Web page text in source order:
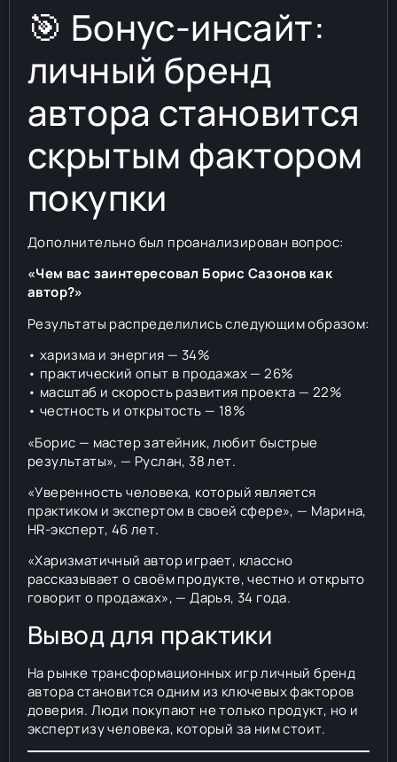
🎯 Бонус-инсайт:
личный бренд
автора становится
скрытым фактором
покупки
Дополнительно был проанализирован вопрос:
«Чем вас заинтересовал Борис Сазонов как
автор?»
Результаты распределились следующим образом:
• харизма и энергия — 34%
• практический опыт в продажах — 26%
• масштаб и скорость развития проекта — 22%
• честность и открытость — 18%
«Борис — мастер затейник, любит быстрые
результаты», — Руслан, 38 лет.
«Уверенность человека, который является
практиком и экспертом в своей сфере», — Марина,
HR-эксперт, 46 лет.
«Харизматичный автор играет, классно
рассказывает о своём продукте, честно и открыто
говорит о продажах», — Дарья, 34 года.
Вывод для практики
На рынке трансформационных игр личный бренд
автора становится одним из ключевых факторов
доверия. Люди покупают не только продукт, но и
экспертизу человека, который за ним стоит.